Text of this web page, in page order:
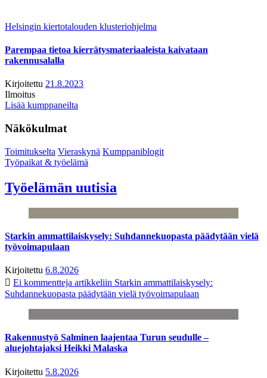
Helsingin kiertotalouden klusteriohjelma
Parempaa tietoa kierrätysmateriaaleista kaivataan
rakennusalalla
Kirjoitettu 21.8.2023
Ilmoitus
Lisää kumppaneilta
Näkökulmat
Toimitukselta Vieraskynä Kumppaniblogit
Työpaikat & työelämä
Työelämän uutisia
Starkin ammattilaiskysely: Suhdannekuopasta päädytään vielä
työvoimapulaan
Kirjoitettu 6.8.2026
Ei kommentteja artikkeliin Starkin ammattilaiskysely:
Suhdannekuopasta päädytään vielä työvoimapulaan
Rakennustyö Salminen laajentaa Turun seudulle –
aluejohtajaksi Heikki Malaska
Kirjoitettu 5.8.2026